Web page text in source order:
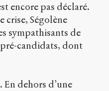
encore pas déclaré.
crise, Ségolène
sympathisants de
candidats, dont
dehors d’une